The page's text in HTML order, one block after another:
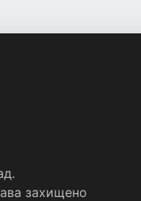
захищено